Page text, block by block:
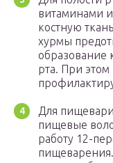
витаминами
костную
хурмы
образование
рта. При
Для
пищевые
работу 12-